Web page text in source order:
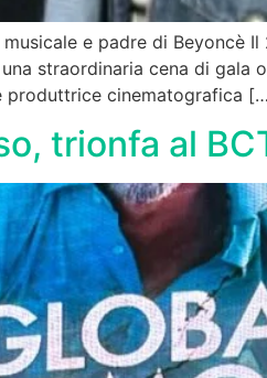
e padre di Beyoncè
straordinaria cena di gala
produttrice cinematografica
trionfa al